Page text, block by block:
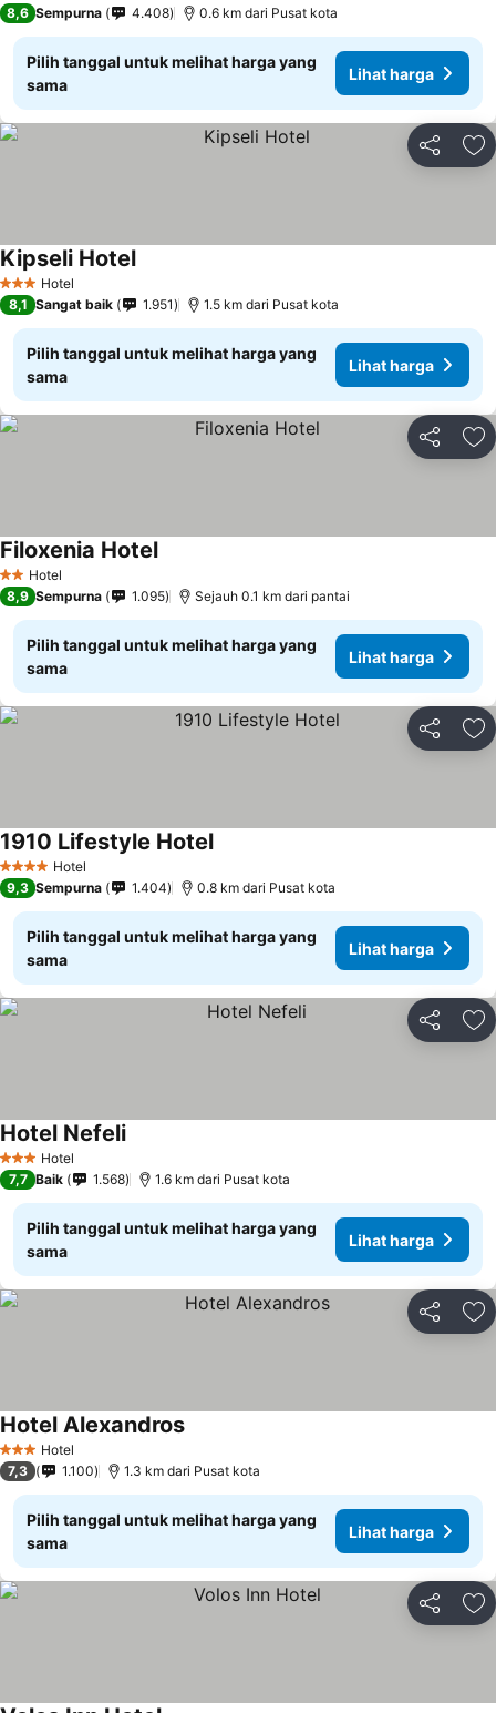
8,6 Sempurna 4.408 0.6 km dari Pusat kota
Pilih tanggal untuk melihat harga yang
sama
Lihat harga
Bagikan
3 BintangHotel
Kipseli Hotel
8,1 Sangat baik 1.951 1.5 km dari Pusat kota
Pilih tanggal untuk melihat harga yang
sama
Lihat harga
Bagikan
2 Bintang
Hotel
Filoxenia Hotel
8,9 Sempurna 1.095 Sejauh 0.1 km dari pantai
Pilih tanggal untuk melihat harga yang
sama
Lihat harga
Bagikan
4 BintangHotel
1910 Lifestyle Hotel
9,3 Sempurna 1.404 0.8 km dari Pusat kota
Pilih tanggal untuk melihat harga yang
sama
Lihat harga
Bagikan
3 BintangHotel
Hotel Nefeli
7,7 Baik 1.568 1.6 km dari Pusat kota
Pilih tanggal untuk melihat harga yang
sama
Lihat harga
Bagikan
3 BintangHotel
Hotel Alexandros
7,3 1.100 1.3 km dari Pusat kota
Pilih tanggal untuk melihat harga yang
sama
Lihat harga
Bagikan